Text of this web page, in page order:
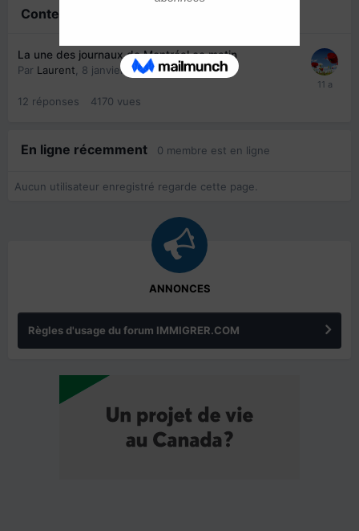
Contenu similaire
La une des journaux de Montréal ce matin
Par Laurent 8 janvier 2015
12 réponses 4170 vues
En ligne récemment 0 membre est en ligne
Aucun utilisateur enregistré regarde cette page.
ANNONCES
Règles d'usage du forum IMMIGRER.COM